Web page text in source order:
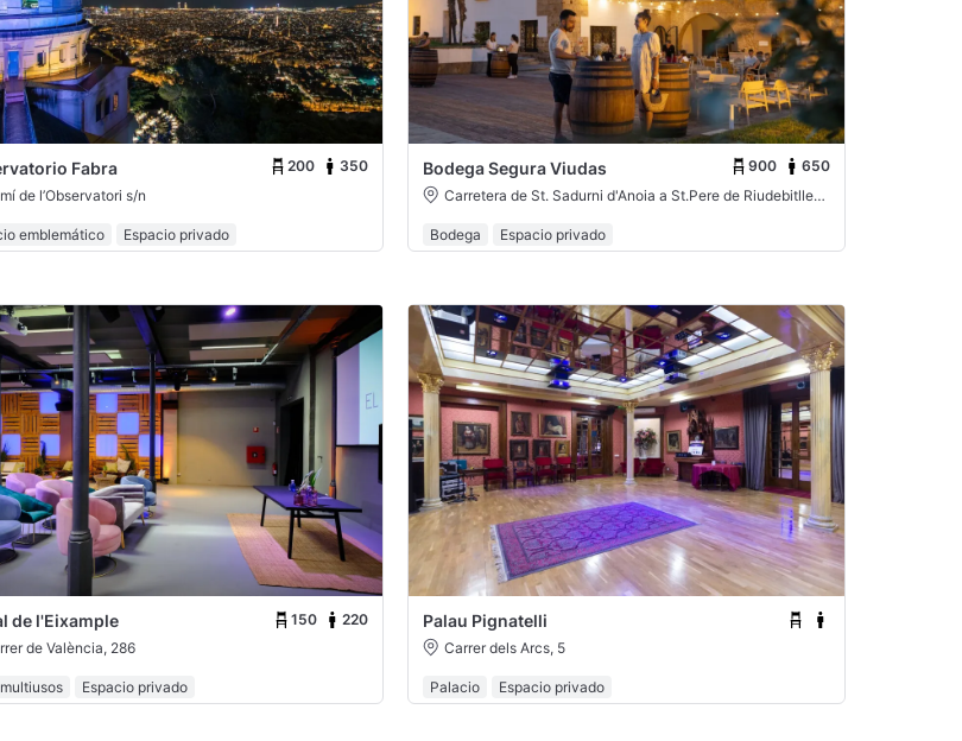
Fabra 200
350
de l’Observatori s/n
emblemático Espacio privado
Bodega Segura Viudas 900
650
Carretera de St. Sadurni d'Anoia a St.Pere de Riudebitlles, km 5. Torrelavit
Bodega Espacio privado
de l'Eixample 150
220
de València, 286
Espacio privado
Palau Pignatelli
Carrer dels Arcs, 5
Palacio Espacio privado